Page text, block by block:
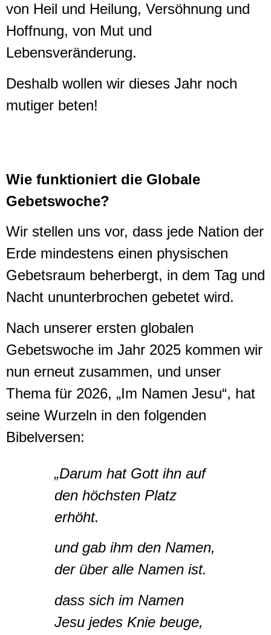
von Heil und Heilung, Versöhnung und
Hoffnung, von Mut und
Lebensveränderung.
Deshalb wollen wir dieses Jahr noch
mutiger beten!
Wie funktioniert die Globale
Gebetswoche?
Wir stellen uns vor, dass jede Nation der
Erde mindestens einen physischen
Gebetsraum beherbergt, in dem Tag und
Nacht ununterbrochen gebetet wird.
Nach unserer ersten globalen
Gebetswoche im Jahr 2025 kommen wir
nun erneut zusammen, und unser
Thema für 2026, „Im Namen Jesu“, hat
seine Wurzeln in den folgenden
Bibelversen:
„Darum hat Gott ihn auf
den höchsten Platz
erhöht.
und gab ihm den Namen,
der über alle Namen ist.
dass sich im Namen
Jesu jedes Knie beuge,